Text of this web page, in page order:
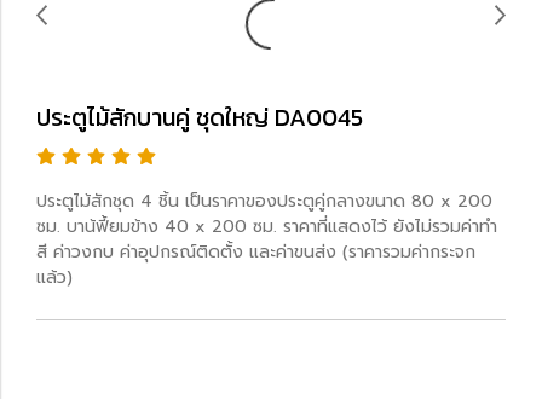
ประตูไม้สักบานคู่ ชุดใหญ่ DA0045
ประตูไม้สักชุด 4 ชิ้น เป็นราคาของประตูคู่กลางขนาด 80 x 200
ซม. บาน้ฟี้ยมข้าง 40 x 200 ซม. ราคาที่แสดงไว้ ยังไม่รวมค่าทำ
สี ค่าวงกบ ค่าอุปกรณ์ติดตั้ง และค่าขนส่ง (ราคารวมค่ากระจก
แล้ว)